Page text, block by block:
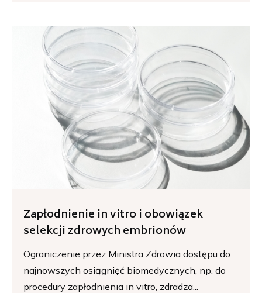
Zapłodnienie in vitro i obowiązek
selekcji zdrowych embrionów
Ograniczenie przez Ministra Zdrowia dostępu do
najnowszych osiągnięć biomedycznych, np. do
procedury zapłodnienia in vitro, zdradza...